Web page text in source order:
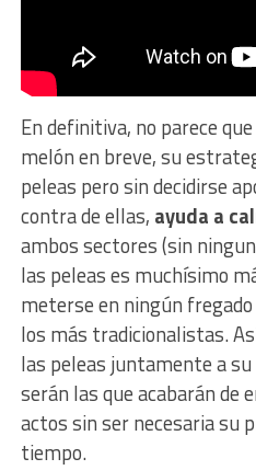
En definitiva, no parece
melón en breve, su
peleas pero sin decidirse
contra de ellas, ayuda a
ambos sectores (sin
las peleas es muchísimo
meterse en ningún
los más tradicionalistas.
las peleas juntamente a
serán las que acabarán de
actos sin ser necesaria su
tiempo.